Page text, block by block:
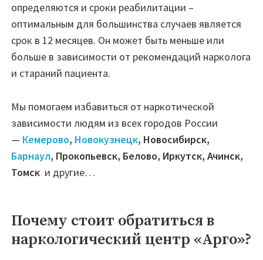
определяются и сроки реабилитации –
оптимальным для большинства случаев является
срок в 12 месяцев. Он может быть меньше или
больше в зависимости от рекомендаций нарколога
и стараний пациента.
Мы помогаем избавиться от наркотической
зависимости людям из всех городов России
— Кемерово, Новокузнецк, Новосибирск,
Барнаул, Прокопьевск, Белово, Иркутск, Ачинск,
Томск и другие…
Почему стоит обратиться в
наркологический центр «Арго»?